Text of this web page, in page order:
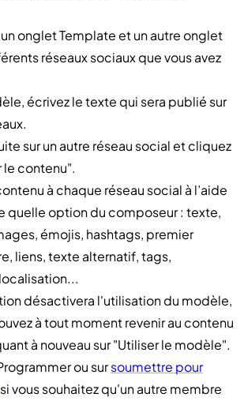
onglet Template et un autre onglet
réseaux sociaux que vous avez
écrivez le texte qui sera publié sur
sur un autre réseau social et cliquez
le contenu".
à chaque réseau social à l’aide
quelle option du composeur : texte,
émojis, hashtags, premier
liens, texte alternatif, tags,
désactivera l'utilisation du modèle,
à tout moment revenir au contenu
à nouveau sur "Utiliser le modèle".
ou sursoumettre pour
vous souhaitez qu'un autre membre